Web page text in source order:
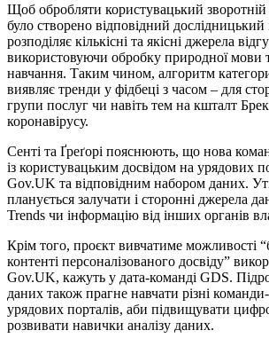
Щоб обробляти користувацький зворотній
було створено відповідний дослідницький
розподіляє кількісні та якісні джерела
використовуючи обробку природної мови
навчання. Таким чином, алгоритм
виявляє тренди у фідбеці з часом – для
групи послуг чи навіть тем на кшталт
коронавірусу.
Сенті та Ґреґорі пояснюють, що нова
із користувацьким досвідом на урядових
Gov.UK та відповідним набором даних.
планується залучати і сторонні джерела
Trends чи інформацію від інших органів
Крім того, проєкт вивчатиме можливості
контенті персоналізованого досвіду”
Gov.UK, кажуть у дата-команді GDS.
даних також прагне навчати різні
урядових порталів, аби підвищувати
розвивати навички аналізу даних.